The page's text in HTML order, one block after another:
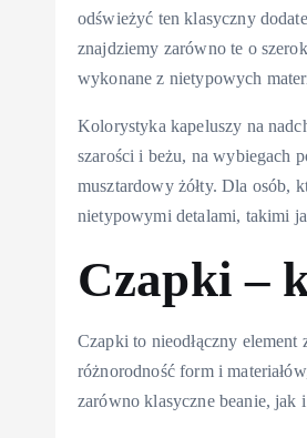
odświeżyć ten klasyczny
znajdziemy zarówno te o
wykonane z nietypowych
Kolorystyka kapeluszy na
szarości i beżu, na wybiegach
musztardowy żółty. Dla osób,
nietypowymi detalami, takimi
Czapki –
Czapki to nieodłączny
różnorodność form i
zarówno klasyczne beanie, jak